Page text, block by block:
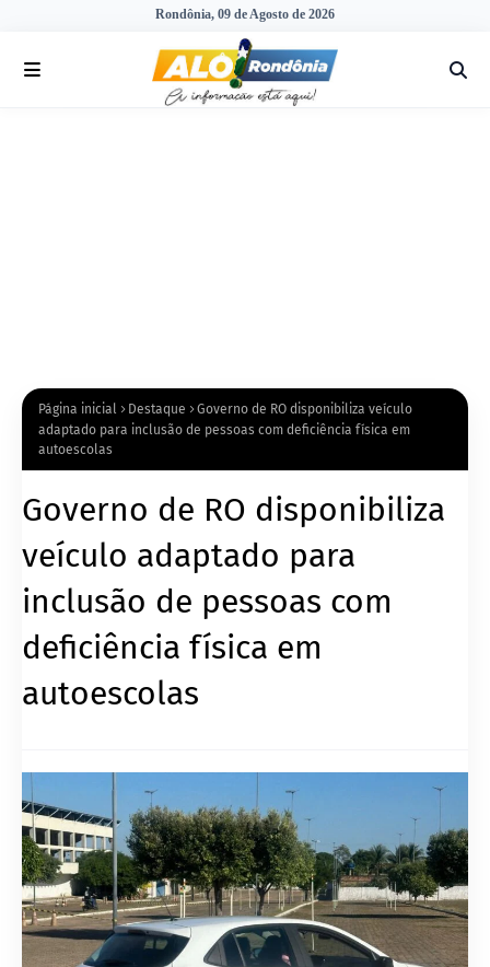
Rondônia, 09 de Agosto de 2026
Página inicial Destaque
Governo de RO disponibiliza veículo
adaptado para inclusão de pessoas com deficiência física em
autoescolas
Governo de RO disponibiliza
veículo adaptado para
inclusão de pessoas com
deficiência física em
autoescolas